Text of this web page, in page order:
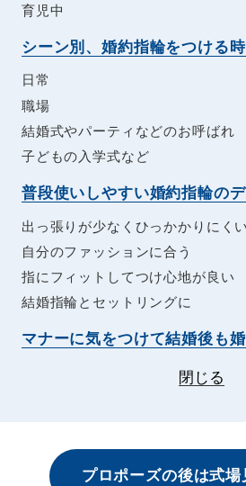
育児中
シーン別、婚約指輪をつける
日常
職場
結婚式やパーティなどのお呼ばれ
子どもの入学式など
普段使いしやすい婚約指輪の
出っ張りが少なくひっかかりにくい
自分のファッションに合う
指にフィットしてつけ心地が良い
結婚指輪とセットリングに
マナーに気をつけて結婚後も
閉じる
プロポーズの後は式場